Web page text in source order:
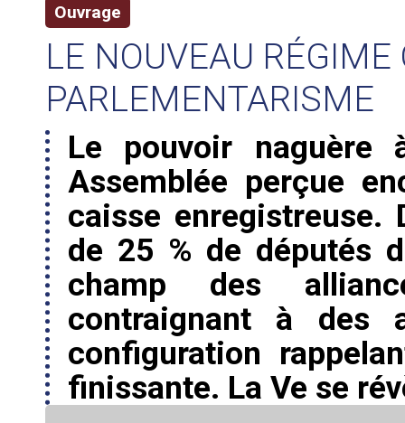
Ouvrage
LE NOUVEAU
PARLEMENTARISME
Le pouvoir naguère
Assemblée perçue
caisse enregistreuse.
de 25 % de députés
champ des
contraignant à des
configuration
finissante. La Ve se